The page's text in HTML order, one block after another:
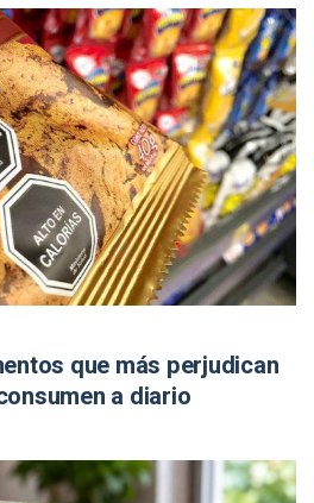
que más perjudican
a diario